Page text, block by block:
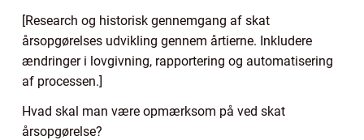
[Research og historisk gennemgang af skat
årsopgørelses udvikling gennem årtierne. Inkludere
ændringer i lovgivning, rapportering og automatisering
af processen.]
Hvad skal man være opmærksom på ved skat
årsopgørelse?